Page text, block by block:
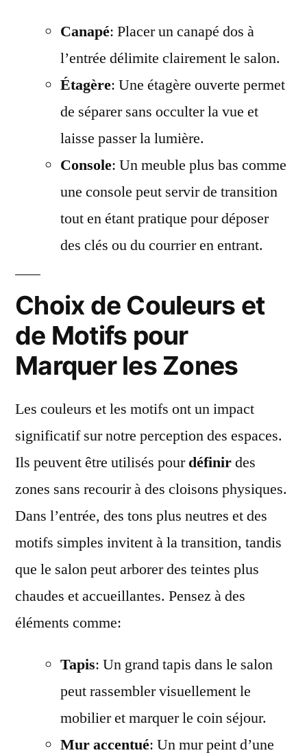
Canapé: Placer un canapé dos à
l’entrée délimite clairement le salon.
Étagère: Une étagère ouverte permet
de séparer sans occulter la vue et
laisse passer la lumière.
Console: Un meuble plus bas comme
une console peut servir de transition
tout en étant pratique pour déposer
des clés ou du courrier en entrant.
Choix de Couleurs et
de Motifs pour
Marquer les Zones
Les couleurs et les motifs ont un impact
significatif sur notre perception des espaces.
Ils peuvent être utilisés pourdéfinirdes
zones sans recourir à des cloisons physiques.
Dans l’entrée, des tons plus neutres et des
motifs simples invitent à la transition, tandis
que le salon peut arborer des teintes plus
chaudes et accueillantes. Pensez à des
éléments comme:
Tapis: Un grand tapis dans le salon
peut rassembler visuellement le
mobilier et marquer le coin séjour.
Mur accentué: Un mur peint d’une